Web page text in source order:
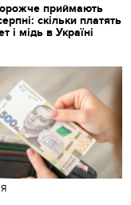
приймають
скільки платять
і мідь в Україні